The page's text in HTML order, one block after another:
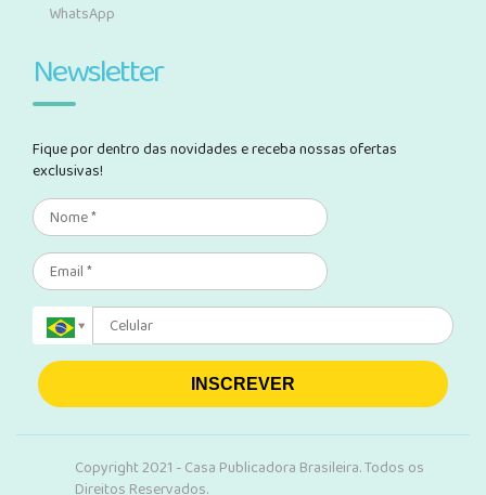
WhatsApp
Newsletter
Fique por dentro das novidades e receba nossas ofertas
exclusivas!
INSCREVER
Copyright 2021 - Casa Publicadora Brasileira. Todos os
Direitos Reservados.